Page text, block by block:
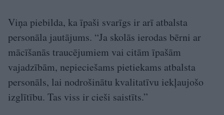
Viņa piebilda, ka īpaši svarīgs ir arī atbalsta
personāla jautājums. “Ja skolās ierodas bērni ar
mācīšanās traucējumiem vai citām īpašām
vajadzībām, nepieciešams pietiekams atbalsta
personāls, lai nodrošinātu kvalitatīvu iekļaujošo
izglītību. Tas viss ir cieši saistīts.”